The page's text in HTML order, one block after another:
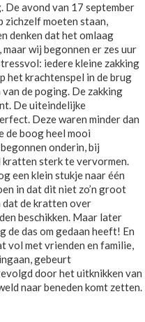
De avond van 17 september
zichzelf moeten staan,
denken dat het omlaag
wij begonnen er zes uur
iedere kleine zakking
het krachtenspel in de brug
de poging. De zakking
De uiteindelijke
Deze waren minder dan
de boog heel mooi
onderin, bij
kratten sterk te vervormen.
een klein stukje naar één
in dat dit niet zo’n groot
dat de kratten over
beschikken. Maar later
de das om gedaan heeft! En
vol met vrienden en familie,
gebeurt
door het uitknikken van
naar beneden komt zetten.